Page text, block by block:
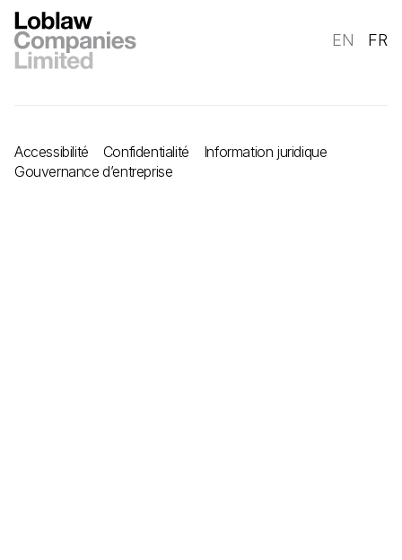
EN FR
Accessibilité Confidentialité
Information juridique
Gouvernance d’entreprise